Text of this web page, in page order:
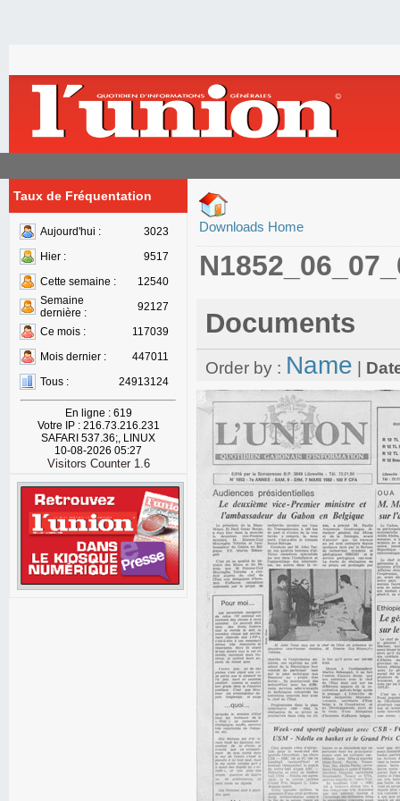
Taux de Fréquentation
Aujourd'hui :
3023
Hier :
9517
Cette semaine :
12540
Semaine
dernière :
92127
Ce mois :
117039
Mois dernier :
447011
Tous :
24913124
En ligne : 619
Votre IP : 216.73.216.231
SAFARI 537.36;, LINUX
10-08-2026 05:27
Visitors Counter 1.6
Downloads Home
Documents
Order by : Name